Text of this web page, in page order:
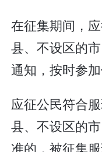
在征集期间，
县、不设区的
通知，按时参
应征公民符合
县、不设区的
准的，被征集服